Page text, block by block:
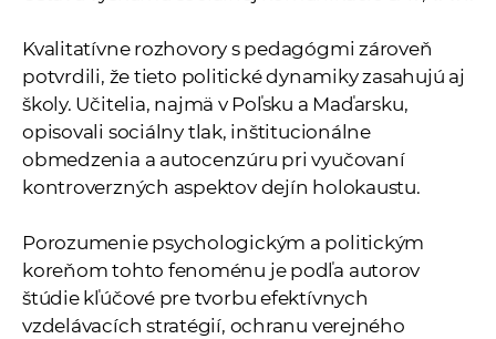
Kvalitatívne rozhovory s pedagógmi zároveň
potvrdili, že tieto politické dynamiky zasahujú aj
školy. Učitelia, najmä v Poľsku a Maďarsku,
opisovali sociálny tlak, inštitucionálne
obmedzenia a autocenzúru pri vyučovaní
kontroverzných aspektov dejín holokaustu.
Porozumenie psychologickým a politickým
koreňom tohto fenoménu je podľa autorov
štúdie kľúčové pre tvorbu efektívnych
vzdelávacích stratégií, ochranu verejného